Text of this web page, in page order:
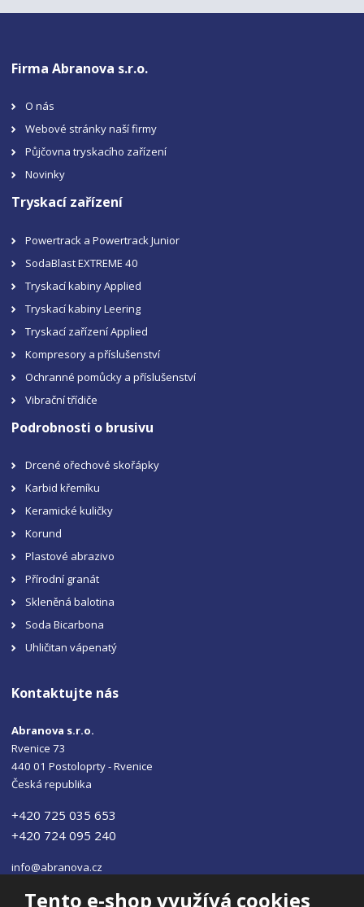
Tento e-shop využívá cookies
Firma Abranova s.r.o.
O nás
Webové stránky naší firmy
Půjčovna tryskacího zařízení
Novinky
Tryskací zařízení
Powertrack a Powertrack Junior
SodaBlast EXTREME 40
Tryskací kabiny Applied
Tryskací kabiny Leering
Tryskací zařízení Applied
Kompresory a příslušenství
Ochranné pomůcky a příslušenství
Vibrační třídiče
Podrobnosti o brusivu
Drcené ořechové skořápky
Karbid křemíku
Keramické kuličky
Korund
Plastové abrazivo
Přírodní granát
Skleněná balotina
Soda Bicarbona
Uhličitan vápenatý
Kontaktujte nás
Abranova s.r.o.
Rvenice 73
440 01 Postoloprty - Rvenice
Česká republika
+420 725 035 653
+420 724 095 240
info@abranova.cz